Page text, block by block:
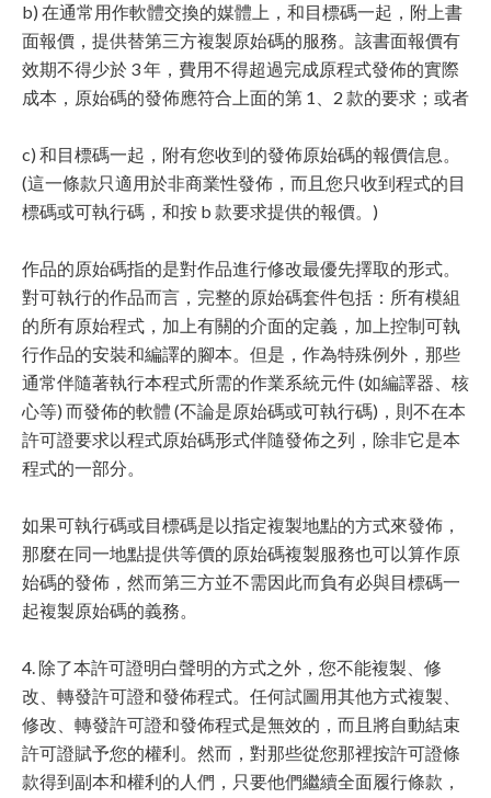
b) 在通常用作軟體交換的媒體上，和目標碼一起，附上書
面報價，提供替第三方複製原始碼的服務。該書面報價有
效期不得少於 3 年，費用不得超過完成原程式發佈的實際
成本，原始碼的發佈應符合上面的第 1、2 款的要求；或者
c) 和目標碼一起，附有您收到的發佈原始碼的報價信息。
(這一條款只適用於非商業性發佈，而且您只收到程式的目
標碼或可執行碼，和按 b 款要求提供的報價。)
作品的原始碼指的是對作品進行修改最優先擇取的形式。
對可執行的作品而言，完整的原始碼套件包括：所有模組
的所有原始程式，加上有關的介面的定義，加上控制可執
行作品的安裝和編譯的腳本。但是，作為特殊例外，那些
通常伴隨著執行本程式所需的作業系統元件 (如編譯器、核
心等) 而發佈的軟體 (不論是原始碼或可執行碼)，則不在本
許可證要求以程式原始碼形式伴隨發佈之列，除非它是本
程式的一部分。
如果可執行碼或目標碼是以指定複製地點的方式來發佈，
那麼在同一地點提供等價的原始碼複製服務也可以算作原
始碼的發佈，然而第三方並不需因此而負有必與目標碼一
起複製原始碼的義務。
4. 除了本許可證明白聲明的方式之外，您不能複製、修
改、轉發許可證和發佈程式。任何試圖用其他方式複製、
修改、轉發許可證和發佈程式是無效的，而且將自動結束
許可證賦予您的權利。然而，對那些從您那裡按許可證條
款得到副本和權利的人們，只要他們繼續全面履行條款，